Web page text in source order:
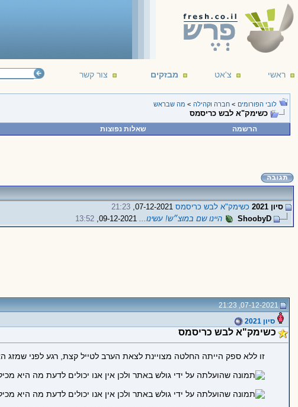
ראשי צ'אט מבזקים צור קשר
לובי הפורומים > חברה וקהילה > מה שבראש
כשימק"א לבש כריסמס
הרשמה שאלות נפוצות
סיון 2021 כשימק"א לבש כריסמס07-12-2021,
21:23
ShoobyD
היינו שם במוצ״ש! עשינו...09-12-2021,
13:52
07-12-2021, 21:23
סיון 2021
כשימק"א לבש כריסמס
זו ללא ספק הייתה החלטה מצויינת לצאת הערב לטייל קצת, רגע לפני שמזג